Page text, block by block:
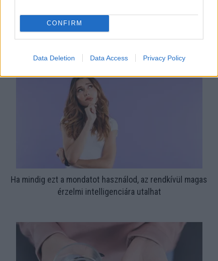
CONFIRM
Data Deletion Data Access Privacy Policy
Nem ecettel és nem szódabikarbónával: ezzel lesz újra
csillogó a vízköves csap
Ha mindig ezt a mondatot használod, az rendkívül magas
érzelmi intelligenciára utalhat